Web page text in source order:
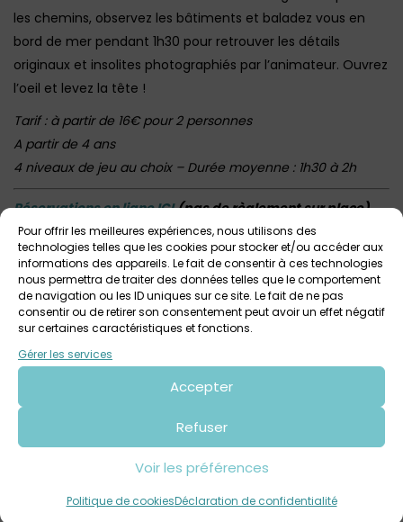
Pour offrir les meilleures expériences, nous utilisons des
technologies telles que les cookies pour stocker et/ou accéder aux
informations des appareils. Le fait de consentir à ces technologies
nous permettra de traiter des données telles que le comportement
de navigation ou les ID uniques sur ce site. Le fait de ne pas
consentir ou de retirer son consentement peut avoir un effet négatif
sur certaines caractéristiques et fonctions.
Gérer les services
Accepter
Refuser
Voir les préférences
Politique de cookiesDéclaration de confidentialité
les chemins, observez les bâtiments et baladez vous en
bord de mer pendant 1h30 pour retrouver les détails
originaux et insolites photographiés par l’animateur. Ouvrez
l’oeil et levez la tête !
Tarif : à partir de 16€ pour 2 personnes
A partir de 4 ans
4 niveaux de jeu au choix – Durée moyenne : 1h30 à 2h
Réservations en ligne ICI (pas de règlement sur place)
RDV : Parking route des dunes à la pointe de Beg Meil
Infos:contact@lesarchikurieux.fr
Retrouvez ICI toutes les infos surLes Archi Kurieux
Autres événementsà venir Voir tout